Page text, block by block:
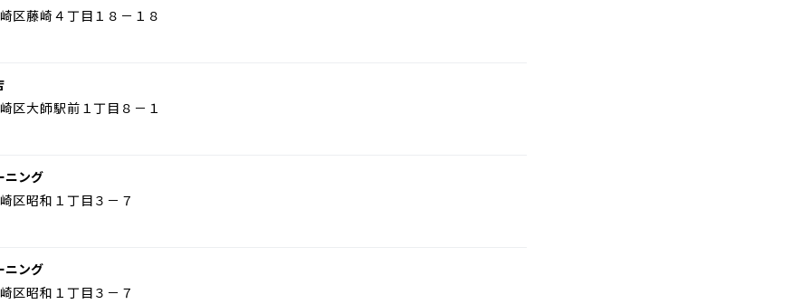
区藤崎４丁目１８－１８
区大師駅前１丁目８－１
ニング
区昭和１丁目３－７
ニング
区昭和１丁目３－７